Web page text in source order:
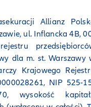
Allianz
ul. Inflancka 4B,
dla m. st. Warszawy
Krajowego
NIP 525-
wysokość